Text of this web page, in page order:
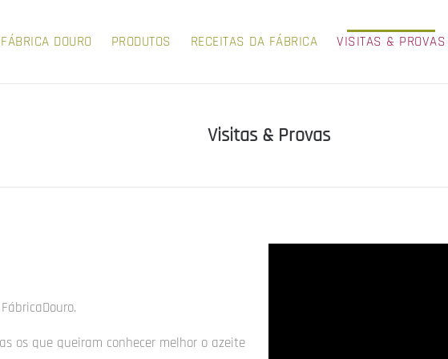
FÁBRICA DOURO PRODUTOS RECEITAS DA FÁBRICA VISITAS & PROVAS
Visitas & Provas
os que queiram conhecer melhor o azeite